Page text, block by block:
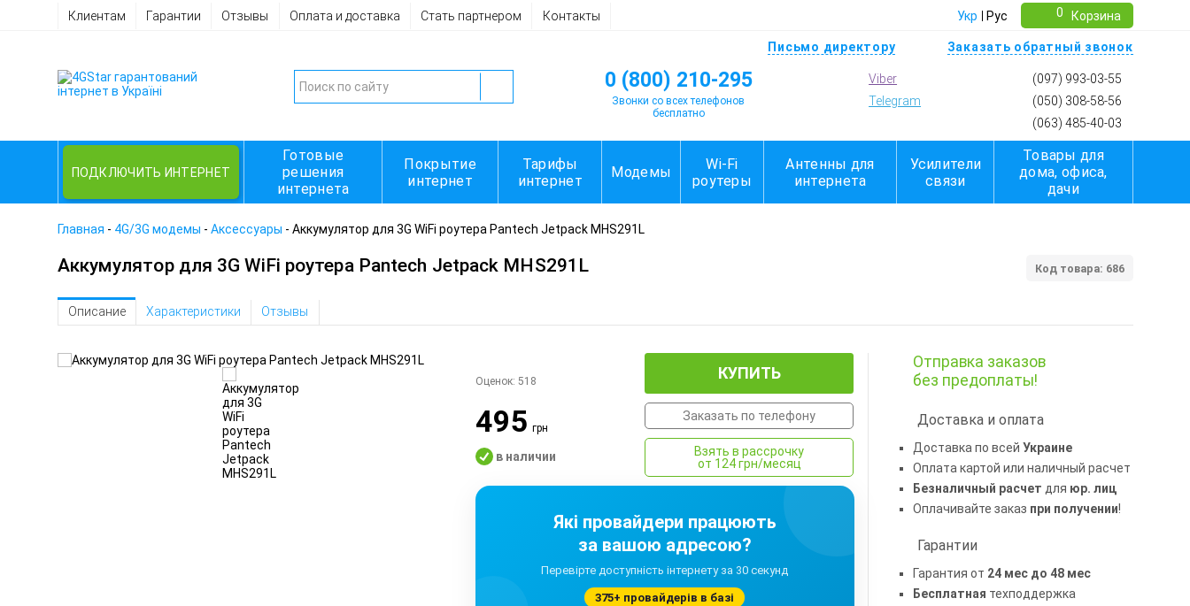
Клиентам Гарантии Отзывы Оплата и доставка Стать партнером Контакты Укр Рус 0 Корзина
Письмо директору Заказать обратный звонок
0 (800) 210-295
Звонки со всех телефонов
бесплатно
Viber
Telegram
(097) 993-03-55
(050) 308-58-56
(063) 485-40-03
ПОДКЛЮЧИТЬ ИНТЕРНЕТ
Готовые
решения
интернета
Покрытие
интернет
Тарифы
интернет
Модемы
Wi-Fi
роутеры
Антенны для
интернета
Усилители
связи
Товары для
дома, офиса,
дачи
Главная - 4G/3G модемы - Аксессуары - Аккумулятор для 3G WiFi роутера Pantech Jetpack MHS291L
Аккумулятор для 3G WiFi роутера Pantech Jetpack MHS291L Код товара: 686
Описание Характеристики Отзывы
Оценок: 518
495грн
в наличии
КУПИТЬ
Заказать по телефону
Взять в рассрочку
от 124 грн/месяц
Які провайдери працюють
за вашою адресою?
Перевірте доступність інтернету за 30 секунд
375+ провайдерів в базі
Отправка заказов
без предоплаты!
Доставка и оплата
Доставка по всей Украине
Оплата картой или наличный расчет
Безналичный расчет для юр. лиц
Оплачивайте заказ при получении!
Гарантии
Гарантия от 24 мес до 48 мес
Бесплатная техподдержка